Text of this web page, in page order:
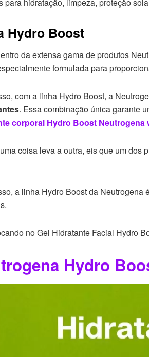
Hydro Boost
da extensa gama de produtos
formulada para
com a linha Hydro Boost, a
. Essa combinação única garante
corporal Hydro Boost Neutrogena
coisa leva a outra, eis que um dos
a linha Hydro Boost da Neutrogena
no Gel Hidratante Facial Hydro
Hydro